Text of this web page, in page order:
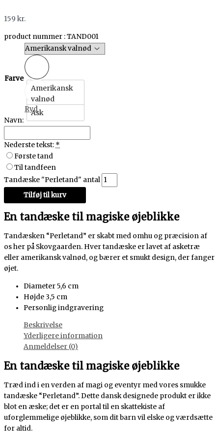
159 kr.
product nummer : TAND001
Farve
Amerikansk
valnød
Ask
Ryd
Navn:
Nederste tekst: *
Første tand
Til tandfeen
Tandæske "Perletand" antal
Tilføj til kurv
En tandæske til magiske øjeblikke
Tandæsken “Perletand” er skabt med omhu og præcision af
os her på Skovgaarden. Hver tandæske er lavet af asketræ
eller amerikansk valnød, og bærer et smukt design, der fanger
øjet.
Diameter 5,6 cm
Højde 3,5 cm
Personlig indgravering
Beskrivelse
Yderligere information
Anmeldelser (0)
En tandæske til magiske øjeblikke
Træd ind i en verden af magi og eventyr med vores smukke
tandæske “Perletand”. Dette dansk designede produkt er ikke
blot en æske; det er en portal til en skattekiste af
uforglemmelige øjeblikke, som dit barn vil elske og værdsætte
for altid.